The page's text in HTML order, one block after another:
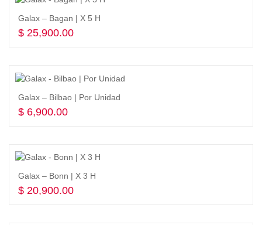
Galax – Bagan | X 5 H
$ 25,900.00
Galax – Bilbao | Por Unidad
$ 6,900.00
Galax – Bonn | X 3 H
$ 20,900.00